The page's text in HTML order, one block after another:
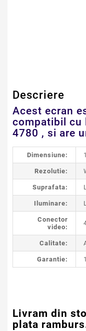
Descriere
Acest ecran
compatibil cu
4780 , si are
Dimensiune:
Rezolutie:
Suprafata:
Iluminare:
Conector
video:
Calitate:
Garantie:
Livram din
plata